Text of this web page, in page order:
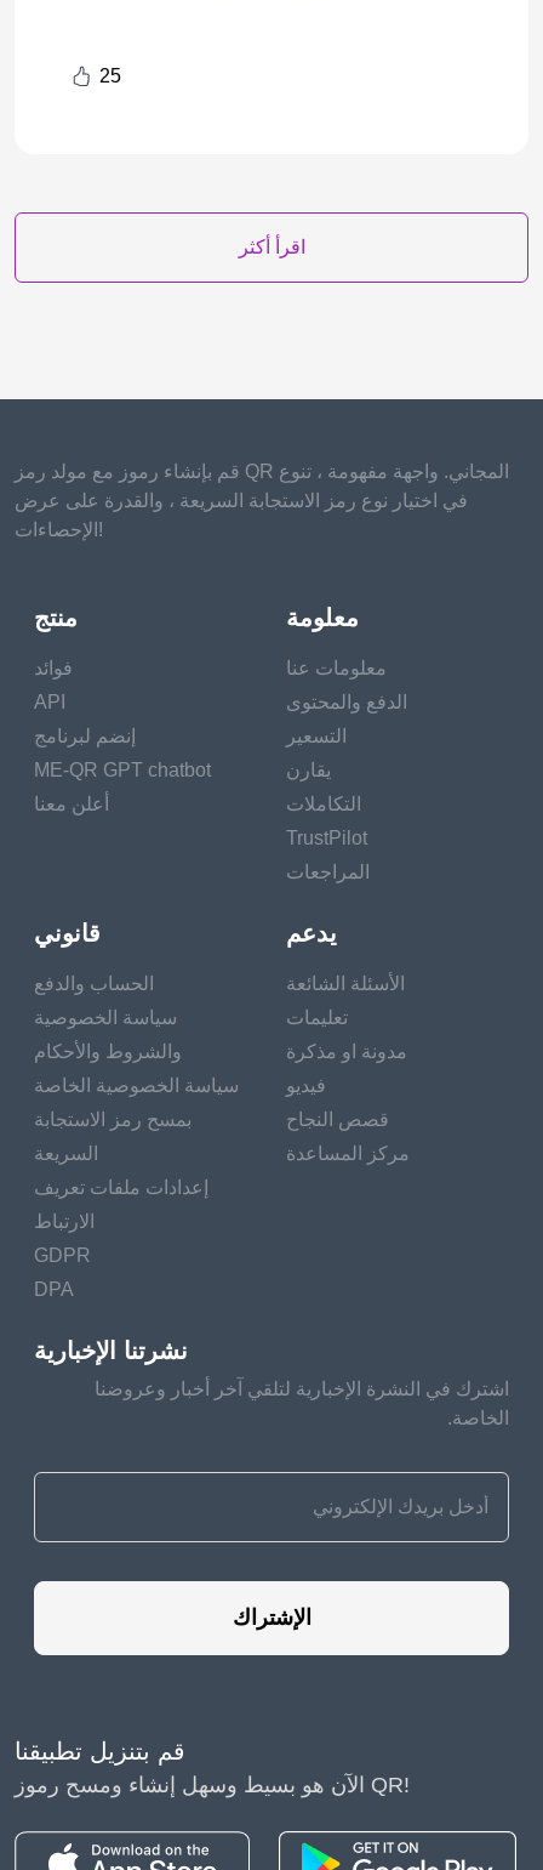
25
اقرأ أكثر
قم بإنشاء رموز مع مولد رمز QR المجاني. واجهة مفهومة ، تنوع
في اختيار نوع رمز الاستجابة السريعة ، والقدرة على عرض
الإحصاءات!
منتج
فوائد
API
إنضم لبرنامج
ME-QR GPT chatbot
أعلن معنا
معلومة
معلومات عنا
الدفع والمحتوى
التسعير
يقارن
التكاملات
TrustPilot
المراجعات
قانوني
الحساب والدفع
سياسة الخصوصية
والشروط والأحكام
سياسة الخصوصية الخاصة
بمسح رمز الاستجابة
السريعة
إعدادات ملفات تعريف
الارتباط
GDPR
DPA
يدعم
الأسئلة الشائعة
تعليمات
مدونة او مذكرة
فيديو
قصص النجاح
مركز المساعدة
نشرتنا الإخبارية
اشترك في النشرة الإخبارية لتلقي آخر أخبار وعروضنا
الخاصة.
الإشتراك
قم بتنزيل تطبيقنا
الآن هو بسيط وسهل إنشاء ومسح رموز QR!